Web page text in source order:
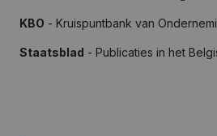
KBO - Kruispuntbank van
Staatsblad - Publicaties in het